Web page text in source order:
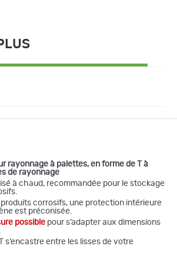
rayonnage à palettes, en forme de T à
de rayonnage
à chaud, recommandée pour le stockage
corrosifs, une protection intérieure
est préconisée.
possible pour s’adapter aux dimensions
s’encastre entre les lisses de votre